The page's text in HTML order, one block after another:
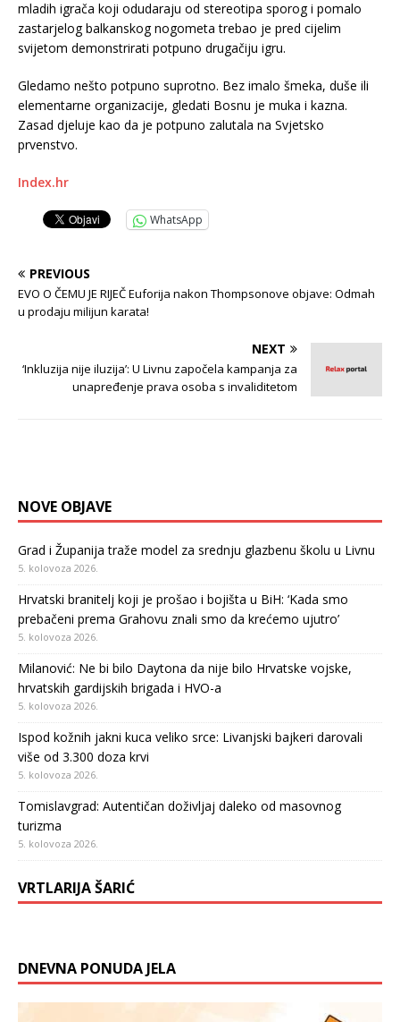
mladih igrača koji odudaraju od stereotipa sporog i pomalo
zastarjelog balkanskog nogometa trebao je pred cijelim
svijetom demonstrirati potpuno drugačiju igru.
Gledamo nešto potpuno suprotno. Bez imalo šmeka, duše ili
elementarne organizacije, gledati Bosnu je muka i kazna.
Zasad djeluje kao da je potpuno zalutala na Svjetsko
prvenstvo.
Index.hr
WhatsApp
PREVIOUS
EVO O ČEMU JE RIJEČ Euforija nakon Thompsonove objave: Odmah
u prodaju milijun karata!
NEXT
‘Inkluzija nije iluzija’: U Livnu započela kampanja za
unapređenje prava osoba s invaliditetom
NOVE OBJAVE
Grad i Županija traže model za srednju glazbenu školu u Livnu
5. kolovoza 2026.
Hrvatski branitelj koji je prošao i bojišta u BiH: ‘Kada smo
prebačeni prema Grahovu znali smo da krećemo ujutro’
5. kolovoza 2026.
Milanović: Ne bi bilo Daytona da nije bilo Hrvatske vojske,
hrvatskih gardijskih brigada i HVO-a
5. kolovoza 2026.
Ispod kožnih jakni kuca veliko srce: Livanjski bajkeri darovali
više od 3.300 doza krvi
5. kolovoza 2026.
Tomislavgrad: Autentičan doživljaj daleko od masovnog
turizma
5. kolovoza 2026.
VRTLARIJA ŠARIĆ
DNEVNA PONUDA JELA